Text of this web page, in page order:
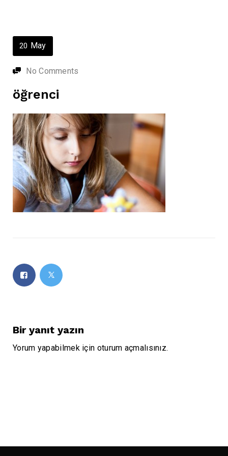
20 May
No Comments
öğrenci
Bir yanıt yazın
Yorum yapabilmek için oturum açmalısınız.